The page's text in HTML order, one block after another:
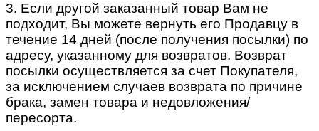
3. Если другой заказанный товар Вам не
подходит, Вы можете вернуть его Продавцу в
течение 14 дней (после получения посылки) по
адресу, указанному для возвратов. Возврат
посылки осуществляется за счет Покупателя,
за исключением случаев возврата по причине
брака, замен товара и недовложения/
пересорта.